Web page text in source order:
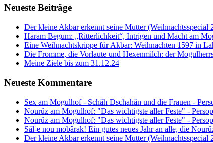
Neueste Beiträge
Der kleine Akbar erkennt seine Mutter (Weihnachtsspecial
Haram Begum: „Ritterlichkeit“, Intrigen und Macht am
Eine Weihnachtskrippe für Akbar: Weihnachten 1597 in
Die Fromme, die Vorlaute und Hexenmilch: der
Meine Ziele bis zum 31.12.24
Neueste Kommentare
Sex am Mogulhof - Schâh Dschahân und die Frauen -
Nourûz am Mogulhof: "Das wichtigste aller Feste" -
Nourûz am Mogulhof: "Das wichtigste aller Feste" -
Sâl-e nou mobârak! Ein gutes neues Jahr an alle, die
Der kleine Akbar erkennt seine Mutter